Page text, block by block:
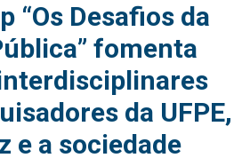
“Os Desafios da
fomenta
da UFPE,
e a sociedade